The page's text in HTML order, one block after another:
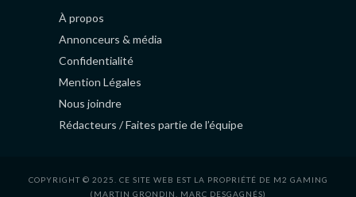
À propos
Annonceurs & média
Confidentialité
Mention Légales
Nous joindre
Rédacteurs / Faites partie de l’équipe
COPYRIGHT © 2025. CE SITE WEB EST LA PROPRIÉTÉ DE M2 GAMING
(MARTIN GRONDIN, MARC DESGAGNÉS)